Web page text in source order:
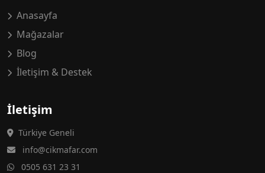
Anasayfa
Mağazalar
Blog
İletişim & Destek
İletişim
Türkiye Geneli
info@cikmafar.com
0505 631 23 31